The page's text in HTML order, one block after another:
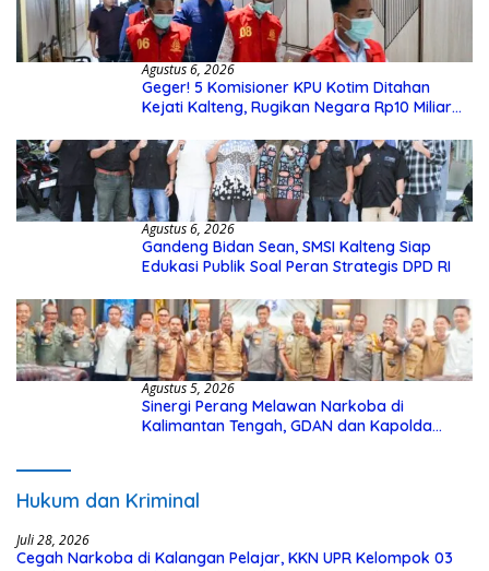
Agustus 6, 2026
Geger! 5 Komisioner KPU Kotim Ditahan
Kejati Kalteng, Rugikan Negara Rp10 Miliar
Agustus 6, 2026
Gandeng Bidan Sean, SMSI Kalteng Siap
Edukasi Publik Soal Peran Strategis DPD RI
Agustus 5, 2026
Sinergi Perang Melawan Narkoba di
Kalimantan Tengah, GDAN dan Kapolda
Hukum dan Kriminal
Juli 28, 2026
Cegah Narkoba di Kalangan Pelajar, KKN UPR Kelompok 03